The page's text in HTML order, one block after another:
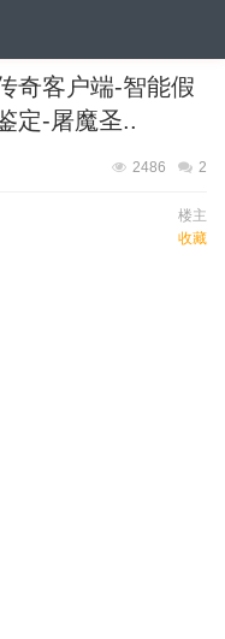
奇客户端-智能假
定-屠魔圣..
2
2486
楼主
收藏